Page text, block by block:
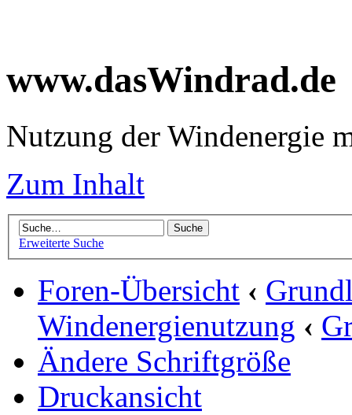
www.dasWindrad.de
Nutzung der Windenergie
Zum Inhalt
Erweiterte Suche
Foren-Übersicht ‹
Windenergienutzung ‹
Ändere Schriftgröße
Druckansicht